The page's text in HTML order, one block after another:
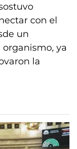
con el
un
ya
la